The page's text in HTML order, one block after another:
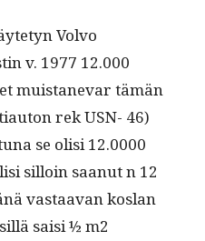
Vol­vo
v. 1977 12.000
muis­tanevar tämän
rek USN- 46)
se olisi 12.0000
sil­loin saanut n 12
vas­taa­van koslan
saisi ½ m2